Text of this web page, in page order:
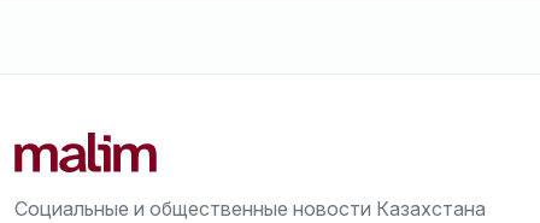
Социальные и общественные новости Казахстана